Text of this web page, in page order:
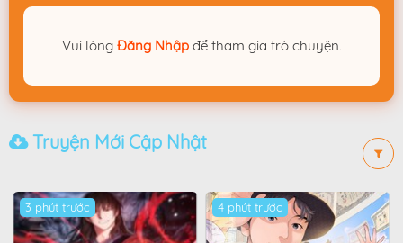
Vui lòng Đăng Nhậpđể tham gia trò chuyện.
Truyện Mới Cập Nhật
3 phút trước Hot 4 phút trước